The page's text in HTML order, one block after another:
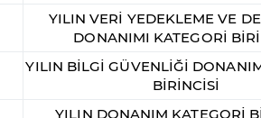
YILIN VERİ YEDEKLEME VE
DONANIMI KATEGORİ
YILIN BİLGİ GÜVENLİĞİ
BİRİNCİSİ
YILIN DONANIM KATEGORİ